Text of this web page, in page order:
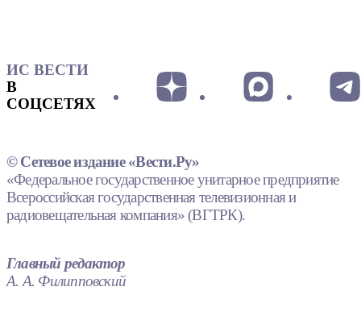
ИС ВЕСТИ
В
СОЦСЕТЯХ
© Сетевое издание «Вести.Ру»
«Федеральное государственное унитарное предприятие
Всероссийская государственная телевизионная и
радиовещательная компания» (ВГТРК).
Главный редактор
А. А. Филипповский